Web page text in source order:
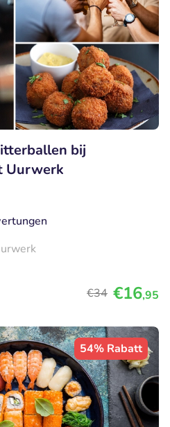
bij
Uurwerk
€34 €16,95
54% Rabatt